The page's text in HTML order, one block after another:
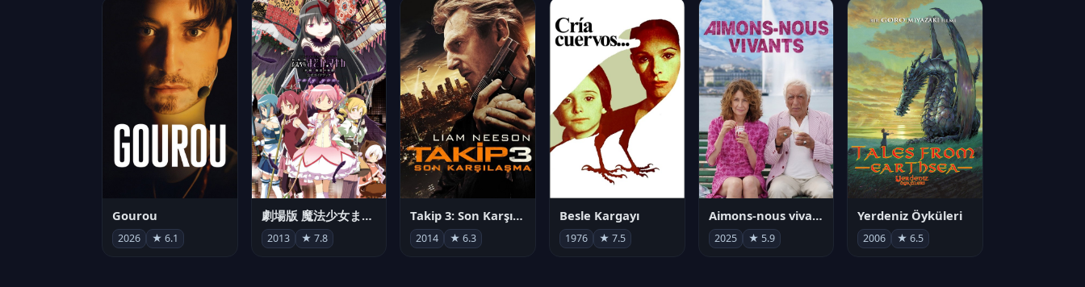
Gourou
2026 ★ 6.1
劇場版 魔法少女まどか☆マギカ[新編]叛逆の物語
2013 ★ 7.8
Takip 3: Son Karşılaşma
2014 ★ 6.3
Besle Kargayı
1976 ★ 7.5
Aimons-nous vivants
2025 ★ 5.9
Yerdeniz Öyküleri
2006 ★ 6.5